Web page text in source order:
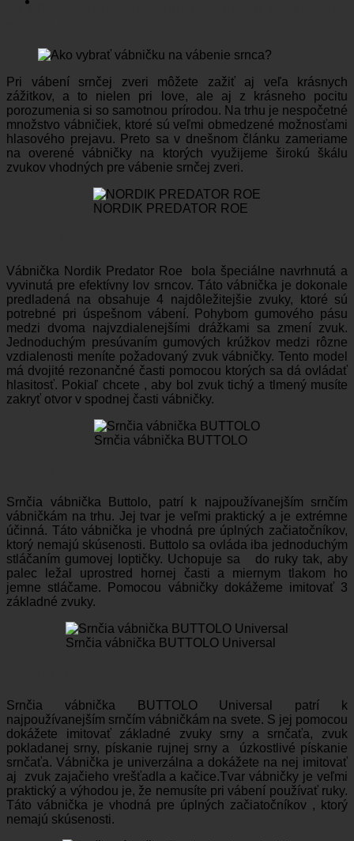
sa srnčej zveri. Ako vybrať vábničku na vábenie
Pri vábení srnčej zveri môžete zažiť aj veľa krásnych
zážitkov, a to nielen pri love, ale aj z krásneho pocitu
porozumenia si so samotnou prírodou. Na trhu je nespočetné
množstvo vábničiek, ktoré sú veľmi obmedzené možnosťami
hlasového prejavu. Preto sa v dnešnom článku zameriame
na overené vábničky na ktorých využijeme širokú škálu
zvukov vhodných pre vábenie srnčej zveri.
NORDIK PREDATOR ROE
Vábnička Nordik Predator Roe bola špeciálne navrhnutá a
vyvinutá pre efektívny lov srncov. Táto vábnička je dokonale
predladená na obsahuje 4 najdôležitejšie zvuky, ktoré sú
potrebné pri úspešnom vábení. Pohybom gumového pásu
medzi dvoma najvzdialenejšími drážkami sa zmení zvuk.
Jednoduchým presúvaním gumových krúžkov medzi rôzne
vzdialenosti meníte požadovaný zvuk vábničky. Tento model
má dvojité rezonančné časti pomocou ktorých sa dá ovládať
hlasitosť. Pokiaľ chcete , aby bol zvuk tichý a tlmený musíte
zakryť otvor v spodnej časti vábničky.
Srnčia vábnička BUTTOLO
Srnčia vábnička Buttolo, patrí k najpoužívanejším srnčím
vábničkám na trhu. Jej tvar je veľmi praktický a je extrémne
účinná. Táto vábnička je vhodná pre úplných začiatočníkov,
ktorý nemajú skúsenosti. Buttolo sa ovláda iba jednoduchým
stláčaním gumovej loptičky. Uchopuje sa do ruky tak, aby
palec ležal uprostred hornej časti a miernym tlakom ho
jemne stláčame. Pomocou vábničky dokážeme imitovať 3
základné zvuky.
Srnčia vábnička BUTTOLO Universal
Srnčia vábnička BUTTOLO Universal patrí k
najpoužívanejším srnčím vábničkám na svete. S jej pomocou
dokážete imitovať základné zvuky srny a srnčaťa, zvuk
pokladanej srny, pískanie rujnej srny a úzkostlivé pískanie
srnčaťa. Vábnička je univerzálna a dokážete na nej imitovať
aj zvuk zajačieho vrešťadla a kačice.Tvar vábničky je veľmi
praktický a výhodou je, že nemusíte pri vábení používať ruky.
Táto vábnička je vhodná pre úplných začiatočníkov , ktorý
nemajú skúsenosti.